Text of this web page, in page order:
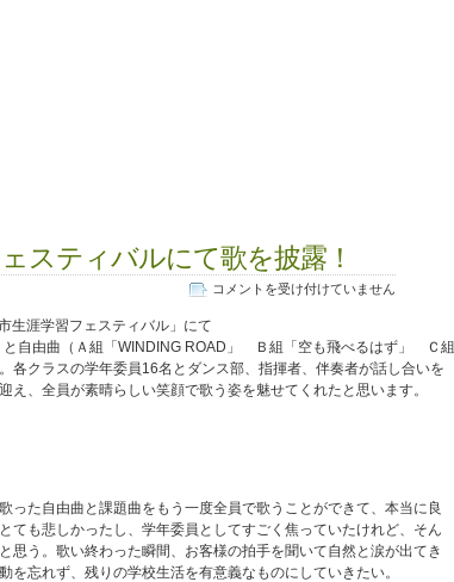
スティバルにて歌を披露！
１
生
涯
学
テ
ィ
バ
ル
コメントを受け付けていません
涯学習フェスティバル」にて
と自由曲（Ａ組「WINDING ROAD」 Ｂ組「空も飛べるはず」 Ｃ組
各クラスの学年委員16名とダンス部、指揮者、伴奏者が話し合いを
、全員が素晴らしい笑顔で歌う姿を魅せてくれたと思います。
った自由曲と課題曲をもう一度全員で歌うことができて、本当に良
ても悲しかったし、学年委員としてすごく焦っていたけれど、そん
思う。歌い終わった瞬間、お客様の拍手を聞いて自然と涙が出てき
忘れず、残りの学校生活を有意義なものにしていきたい。